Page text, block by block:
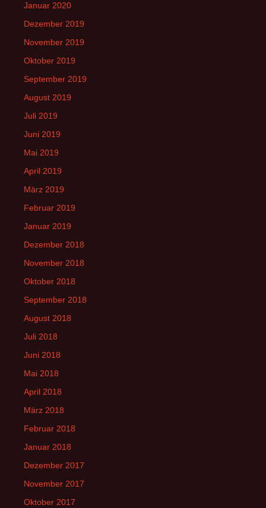
Januar 2020
Dezember 2019
November 2019
Oktober 2019
September 2019
August 2019
Juli 2019
Juni 2019
Mai 2019
April 2019
März 2019
Februar 2019
Januar 2019
Dezember 2018
November 2018
Oktober 2018
September 2018
August 2018
Juli 2018
Juni 2018
Mai 2018
April 2018
März 2018
Februar 2018
Januar 2018
Dezember 2017
November 2017
Oktober 2017